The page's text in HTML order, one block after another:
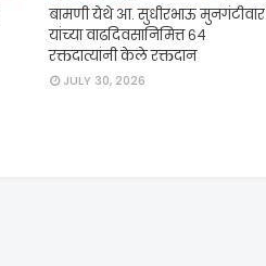
बामणी येथे आ. सुधीरभाऊ मुनगंटीवार
यांच्या वाढदिवसानिमित्त ६४
रक्तदात्यांनी केले रक्तदान
JULY 30, 2026